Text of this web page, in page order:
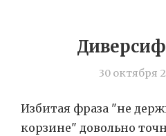
30 октября
Избитая фраза "не
корзине" довольно